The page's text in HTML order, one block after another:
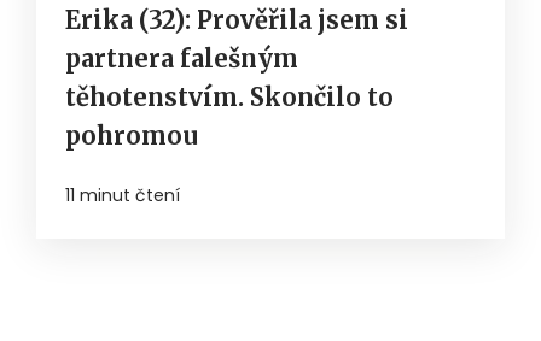
Erika (32): Prověřila jsem si
partnera falešným
těhotenstvím. Skončilo to
pohromou
11 minut čtení